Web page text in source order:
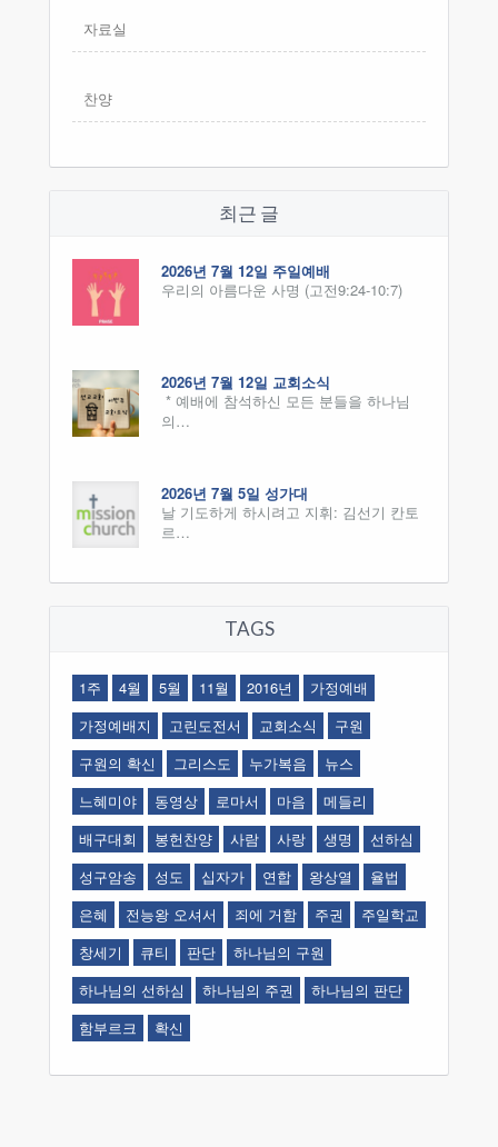
자료실
찬양
최근 글
2026년 7월 12일 주일예배
우리의 아름다운 사명 (고전9:24-10:7)
2026년 7월 12일 교회소식
* 예배에 참석하신 모든 분들을 하나님
의…
2026년 7월 5일 성가대
날 기도하게 하시려고 지휘: 김선기 칸토
르…
TAGS
1주 4월 5월 11월 2016년
가정예배
가정예배지
고린도전서 교회소식
구원
구원의 확신
그리스도 누가복음
뉴스
느혜미야
동영상 로마서 마음
메들리
배구대회
봉헌찬양 사람 사랑 생명
선하심
성구암송
성도 십자가 연합 왕상열
율법
은혜
전능왕 오셔서 죄에 거함 주권
주일학교
창세기
큐티 판단
하나님의 구원
하나님의 선하심
하나님의 주권
하나님의 판단
함부르크
확신